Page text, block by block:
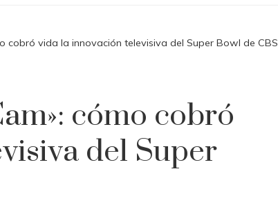
cobró vida la innovación televisiva del Super Bowl de CBS
cómo cobró
del Super